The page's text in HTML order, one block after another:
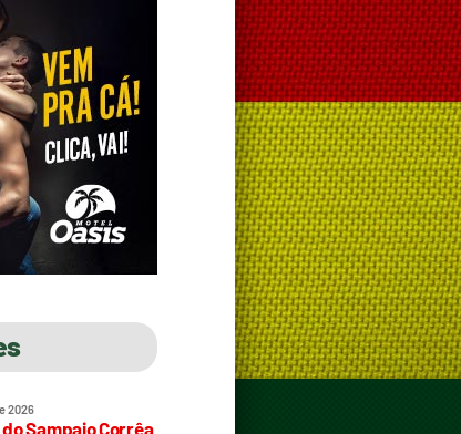
2026
Sampaio Corrêa